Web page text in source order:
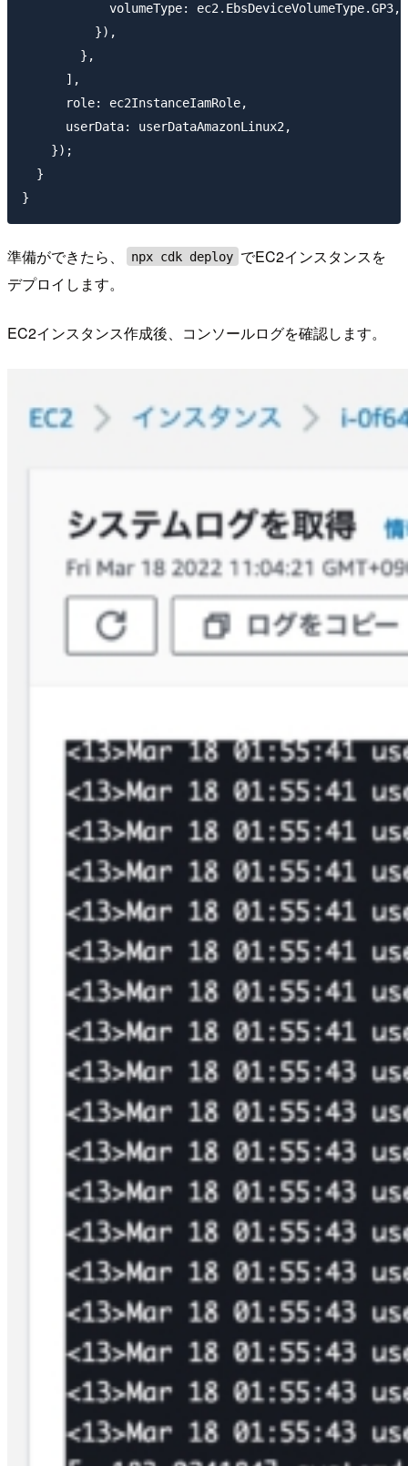
            volumeType: ec2.EbsDeviceVolumeType.GP3,
          }),
        },
      ],
      role: ec2InstanceIamRole,
      userData: userDataAmazonLinux2,
    });
  }
準備ができたら、 npx cdk deploy でEC2インスタンスを
デプロイします。
EC2インスタンス作成後、コンソールログを確認します。